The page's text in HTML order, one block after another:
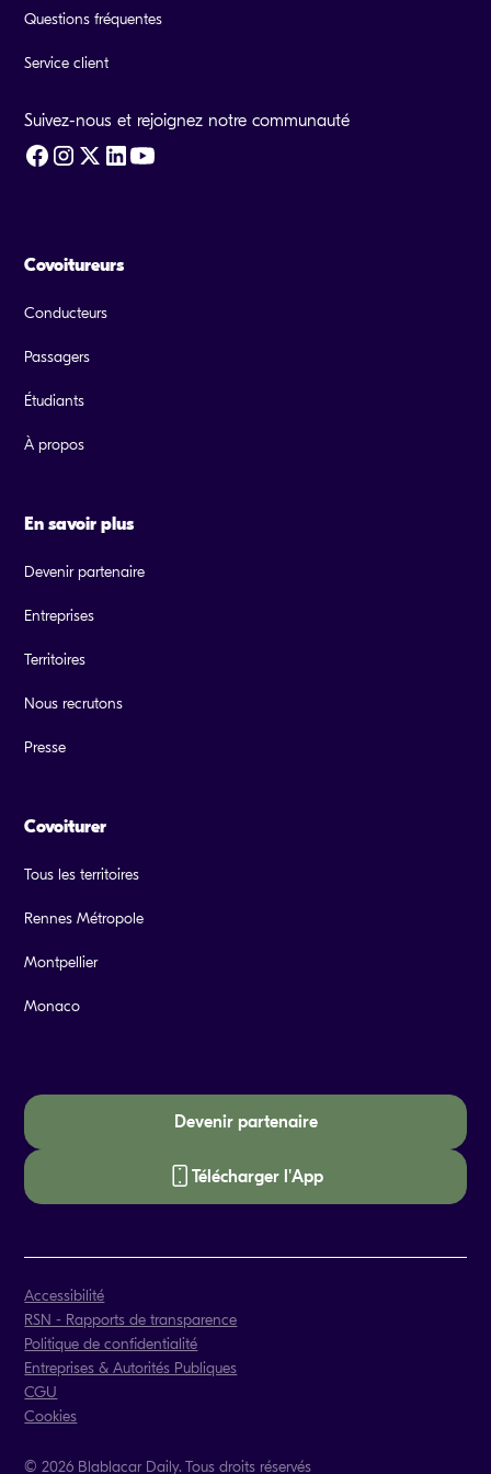
Questions fréquentes
Service client
Suivez-nous et rejoignez notre communauté
Covoitureurs
Conducteurs
Passagers
Étudiants
À propos
En savoir plus
Devenir partenaire
Entreprises
Territoires
Nous recrutons
Presse
Covoiturer
Tous les territoires
Rennes Métropole
Montpellier
Monaco
Devenir partenaire
Télécharger l'App
© 2026 Blablacar Daily. Tous droits réservés
Accessibilité
RSN - Rapports de transparence
Politique de confidentialité
Entreprises & Autorités Publiques
CGU
Cookies